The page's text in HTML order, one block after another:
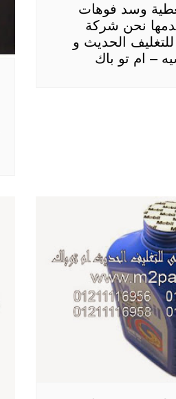
وسد فوهات
نحن شركة
الحديث و
– ام تو باك